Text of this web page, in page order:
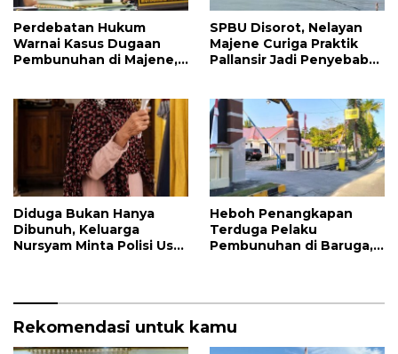
Perdebatan Hukum
Warnai Kasus Dugaan
Pembunuhan di Majene,
SPBU Disorot, Nelayan
Majene Curiga Praktik
Pallansir Jadi Penyebab
Diduga Bukan Hanya
Dibunuh, Keluarga
Nursyam Minta Polisi Usut
Heboh Penangkapan
Terduga Pelaku
Pembunuhan di Baruga,
Rekomendasi untuk kamu